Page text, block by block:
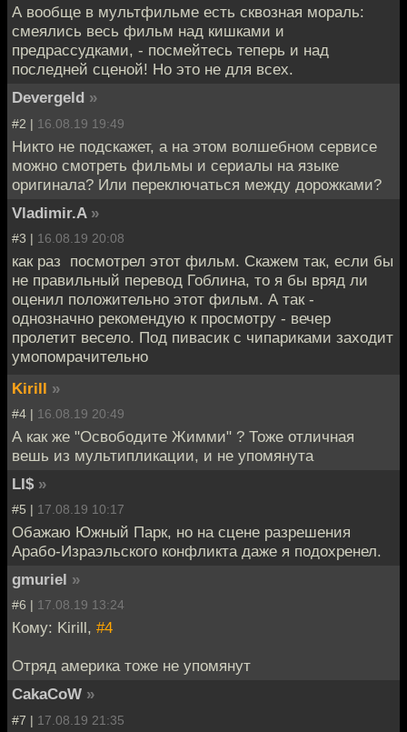
А вообще в мультфильме есть сквозная мораль:
смеялись весь фильм над кишками и
предрассудками, - посмейтесь теперь и над
последней сценой! Но это не для всех.
Devergeld »
#2 | 16.08.19 19:49
Никто не подскажет, а на этом волшебном сервисе
можно смотреть фильмы и сериалы на языке
оригинала? Или переключаться между дорожками?
Vladimir.A »
#3 | 16.08.19 20:08
как раз посмотрел этот фильм. Скажем так, если бы
не правильный перевод Гоблина, то я бы вряд ли
оценил положительно этот фильм. А так -
однозначно рекомендую к просмотру - вечер
пролетит весело. Под пивасик с чипариками заходит
умопомрачительно
Kirill »
#4 | 16.08.19 20:49
А как же "Освободите Жимми" ? Тоже отличная
вешь из мультипликации, и не упомянута
LI$ »
#5 | 17.08.19 10:17
Обажаю Южный Парк, но на сцене разрешения
Арабо-Израэльского конфликта даже я подохренел.
gmuriel »
#6 | 17.08.19 13:24
Кому: Kirill, #4
Отряд америка тоже не упомянут
CakaCoW »
#7 | 17.08.19 21:35